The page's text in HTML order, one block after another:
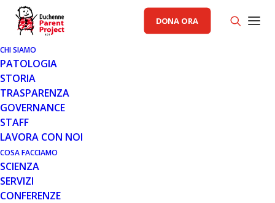
DONA ORA
CHI SIAMO
PATOLOGIA
STORIA
TRASPARENZA
GOVERNANCE
STAFF
LAVORA CON NOI
COSA FACCIAMO
SCIENZA
SERVIZI
CONFERENZE
GENERALE
17 SET 2021
UN'ESPERIENZA DI VOLO COL
DRONE PER I RAGAZZI DELLA
CONSULTA